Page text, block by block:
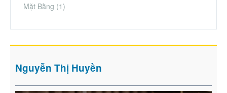
Mặt Bằng (1)
Nguyễn Thị Huyền